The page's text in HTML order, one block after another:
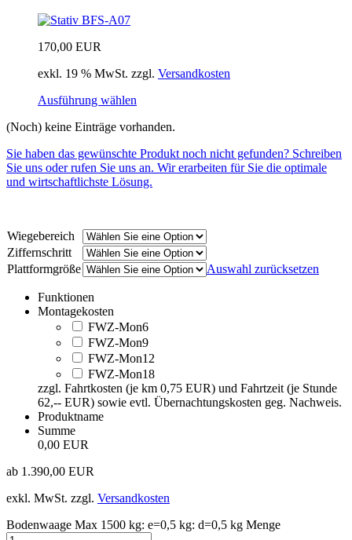
170,00 EUR
exkl. 19 % MwSt. zzgl. Versandkosten
Ausführung wählen
(Noch) keine Einträge vorhanden.
Sie haben das gewünschte Produkt noch nicht gefunden? Schreiben
Sie uns oder rufen Sie uns an. Wir erarbeiten für Sie die optimale
und wirtschaftlichste Lösung.
Wiegebereich
Ziffernschritt
Plattformgröße
Auswahl zurücksetzen
Funktionen
Montagekosten
FWZ-Mon6
FWZ-Mon9
FWZ-Mon12
FWZ-Mon18
zzgl. Fahrtkosten (je km 0,75 EUR) und Fahrtzeit (je Stunde
62,-- EUR) sowie evtl. Übernachtungskosten geg. Nachweis.
Produktname
Summe
0,00 EUR
ab 1.390,00 EUR
exkl. MwSt. zzgl. Versandkosten
Bodenwaage Max 1500 kg: e=0,5 kg: d=0,5 kg Menge